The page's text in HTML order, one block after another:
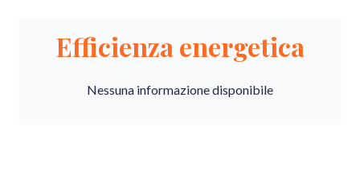
Efficienza energetica
Nessuna informazione disponibile